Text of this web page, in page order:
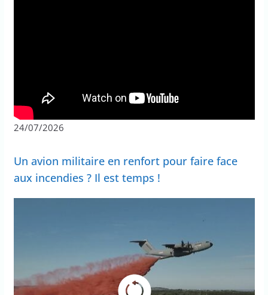
24/07/2026
Un avion militaire en renfort pour faire face
aux incendies ? Il est temps !